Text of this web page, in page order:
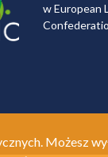
w European
Możesz